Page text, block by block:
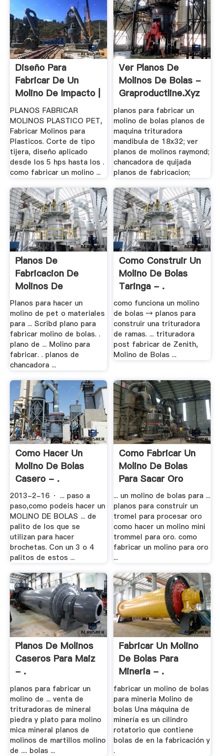
Diseño Para
Fabricar De Un
Molino De Impacto |
.
PLANOS FABRICAR
MOLINOS PLASTICO PET,
Fabricar Molinos para
Plasticos. Corte de tipo
tijera, diseño aplicado
desde los 5 hps hasta los .
como fabricar un molino ...
Ver Planos De
Molinos De Bolas -
Graproductline.xyz
planos para fabricar un
molino de bolas planos de
maquina trituradora
mandibula de 18x32; ver
planos de molinos raymond;
chancadora de quijada
planos de fabricacion;
Planos De
Fabricacion De
Molinos De
Quijadas
Planos para hacer un
molino de pet o materiales
para ... Scribd plano para
fabricar molino de bolas. .
plano de ... Molino para
fabricar. . planos de
chancadora ...
Como Construir Un
Molino De Bolas
Taringa - .
como funciona un molino
de bolas → planos para
construir una trituradora
de ramas. ... trituradora
post fabricar de Zenith,
Molino de Bolas ...
Como Hacer Un
Molino De Bolas
Casero - .
2013-2-16 · ... paso a
paso,como podeis hacer un
MOLINO DE BOLAS ... de
palito de los que se
utilizan para hacer
brochetas. Con un 3 o 4
palitos de estos ...
Como Fabricar Un
Molino De Bolas
Para Sacar Oro
... un molino de bolas para ...
planos para construir un
tromel para procesar oro
como hacer un molino mini
trommel para oro. como
fabricar un molino para oro
...
Planos De Molinos
Caseros Para Maiz
- .
planos para fabricar un
molino de ... venta de
trituradoras de mineral
piedra y plato para molino
mica mineral planos de
molinos de martillos molino
de .... bolas ...
Fabricar Un Molino
De Bolas Para
Mineria - .
fabricar un molino de bolas
para mineria Molino de
bolas Una máquina de
minería es un cilindro
rotatorio que contiene
bolas de en la fabricación y
.